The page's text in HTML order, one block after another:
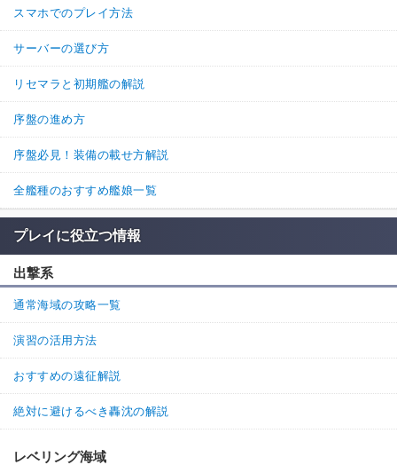
Lv67。
大先輩方には笑われてしまいそうですがこれでも優先的に育
井／北上／五十鈴のみ）。
たりもして、回避・運ともに他の艦より大分高くなっている
はずなのに毎回初撃被弾するのでつい愚痴ってしまいまし
た。
めげずに育てていきます。
返信
12. たむと
優しい世界だなぁ
返信
8. 名無しさん
改三きましたね
返信 (0)
7. 名無しさん
スマホでのプレイ方法
サーバーの選び方
リセマラと初期艦の解説
序盤の進め方
序盤必見！装備の載せ方解説
全艦種のおすすめ艦娘一覧
プレイに役立つ情報
出撃系
通常海域の攻略一覧
演習の活用方法
おすすめの遠征解説
絶対に避けるべき轟沈の解説
レベリング海域